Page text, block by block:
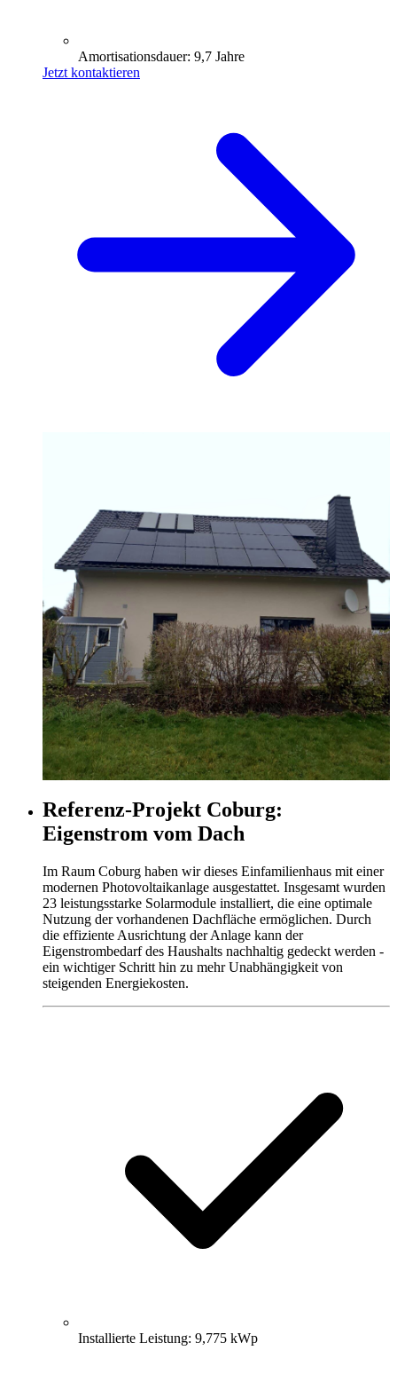
Amortisationsdauer: 9,7 Jahre
Jetzt kontaktieren
Referenz-Projekt Coburg:
Eigenstrom vom Dach
Im Raum Coburg haben wir dieses Einfamilienhaus mit einer
modernen Photovoltaikanlage ausgestattet. Insgesamt wurden
23 leistungsstarke Solarmodule installiert, die eine optimale
Nutzung der vorhandenen Dachfläche ermöglichen. Durch
die effiziente Ausrichtung der Anlage kann der
Eigenstrombedarf des Haushalts nachhaltig gedeckt werden -
ein wichtiger Schritt hin zu mehr Unabhängigkeit von
steigenden Energiekosten.
Installierte Leistung: 9,775 kWp